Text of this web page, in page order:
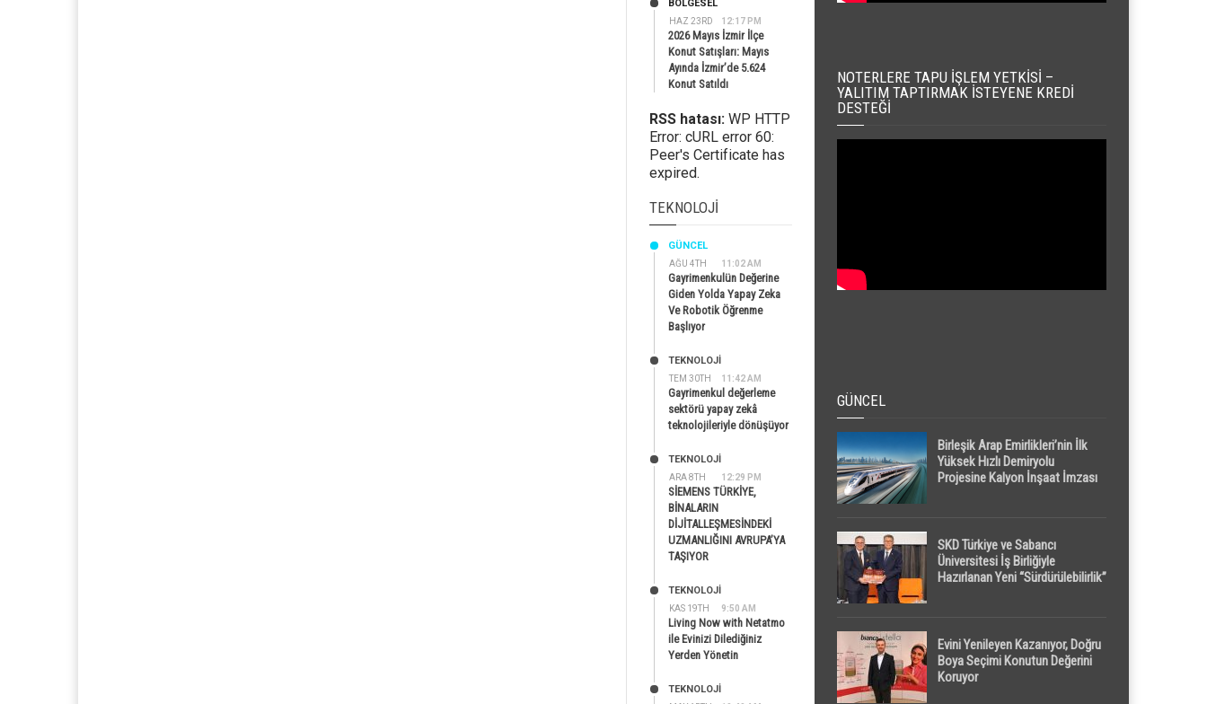
HAZ 23RD 12:17 PM
BÖLGESEL
2026 Mayıs İzmir İlçe
Konut Satışları: Mayıs
Ayında İzmir’de 5.624
Konut Satıldı
RSS hatası: WP HTTP
Error: cURL error 60:
Peer's Certificate has
expired.
TEKNOLOJI
AĞU 4TH 11:02 AM
GÜNCEL
Gayrimenkulün Değerine
Giden Yolda Yapay Zeka
Ve Robotik Öğrenme
Başlıyor
TEM 30TH 11:42 AM
TEKNOLOJİ
Gayrimenkul değerleme
sektörü yapay zekâ
teknolojileriyle dönüşüyor
ARA 8TH 12:29 PM
TEKNOLOJİ
SİEMENS TÜRKİYE,
BİNALARIN
DİJİTALLEŞMESİNDEKİ
UZMANLIĞINI AVRUPA’YA
TAŞIYOR
KAS 19TH 9:50 AM
TEKNOLOJİ
Living Now with Netatmo
ile Evinizi Dilediğiniz
Yerden Yönetin
TEKNOLOJİ
NOTERLERE TAPU İŞLEM YETKISI –
YALITIM TAPTIRMAK İSTEYENE KREDI
DESTEĞI
GÜNCEL
Birleşik Arap Emirlikleri’nin İlk
Yüksek Hızlı Demiryolu
Projesine Kalyon İnşaat İmzası
SKD Türkiye ve Sabancı
Üniversitesi İş Birliğiyle
Hazırlanan Yeni “Sürdürülebilirlik”
Evini Yenileyen Kazanıyor, Doğru
Boya Seçimi Konutun Değerini
Koruyor